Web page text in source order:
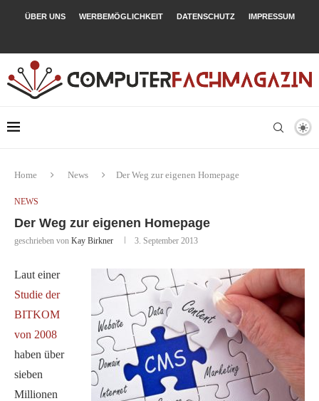
ÜBER UNS WERBEMÖGLICHKEIT DATENSCHUTZ IMPRESSUM
Home News Der Weg zur eigenen Homepage
NEWS
Der Weg zur eigenen Homepage
geschrieben von Kay Birkner 3. September 2013
Laut einer
Studie der
BITKOM
von 2008
haben über
sieben
Millionen